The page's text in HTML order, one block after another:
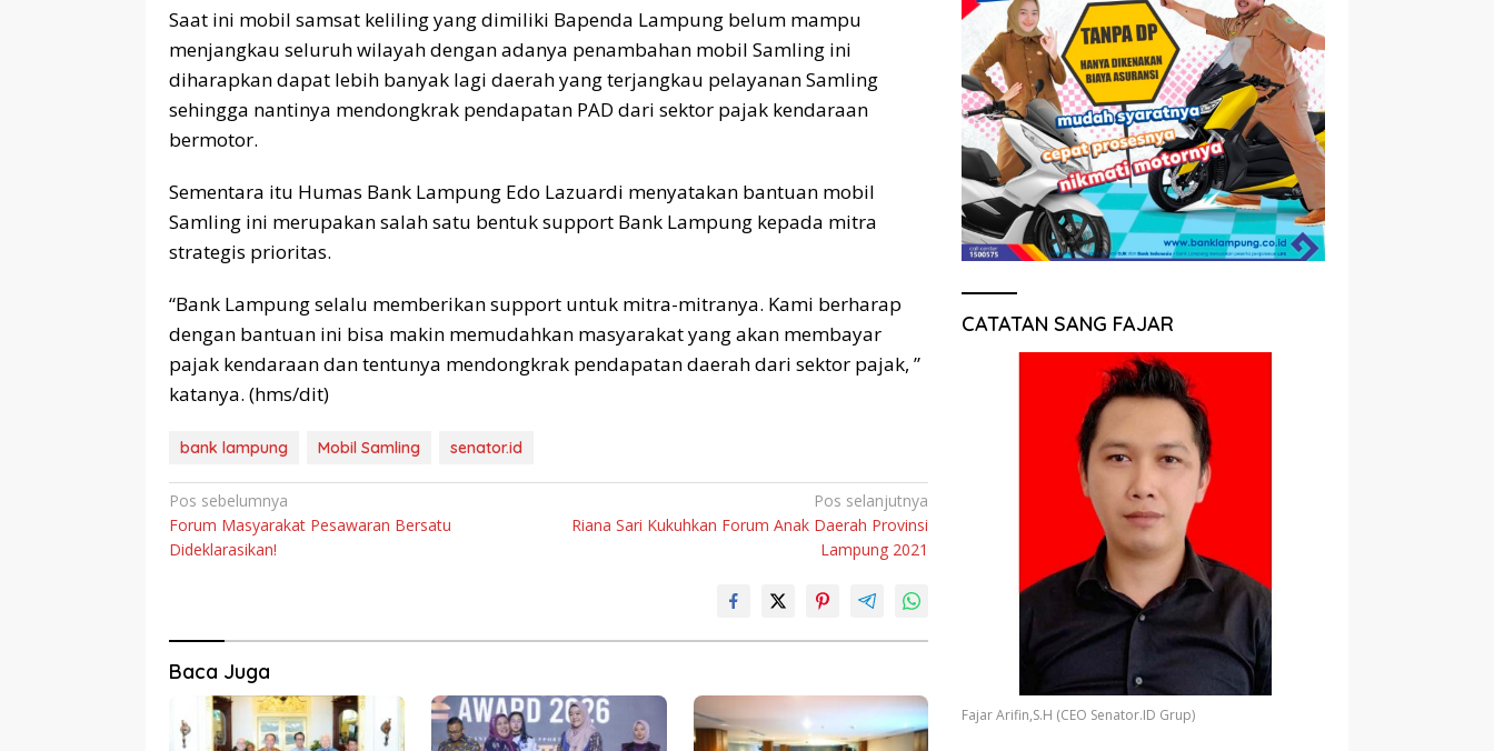
Saat ini mobil samsat keliling yang dimiliki Bapenda Lampung belum mampu
menjangkau seluruh wilayah dengan adanya penambahan mobil Samling ini
diharapkan dapat lebih banyak lagi daerah yang terjangkau pelayanan Samling
sehingga nantinya mendongkrak pendapatan PAD dari sektor pajak kendaraan
bermotor.
Sementara itu Humas Bank Lampung Edo Lazuardi menyatakan bantuan mobil
Samling ini merupakan salah satu bentuk support Bank Lampung kepada mitra
strategis prioritas.
“Bank Lampung selalu memberikan support untuk mitra-mitranya. Kami berharap
dengan bantuan ini bisa makin memudahkan masyarakat yang akan membayar
pajak kendaraan dan tentunya mendongkrak pendapatan daerah dari sektor pajak, ”
katanya. (hms/dit)
bank lampung Mobil Samling senator.id
Navigasi
pos
Pos sebelumnya
Forum Masyarakat Pesawaran Bersatu
Dideklarasikan!
Pos selanjutnya
Riana Sari Kukuhkan Forum Anak Daerah Provinsi
Lampung 2021
Baca Juga
CATATAN SANG FAJAR
Fajar Arifin,S.H (CEO Senator.ID Grup)